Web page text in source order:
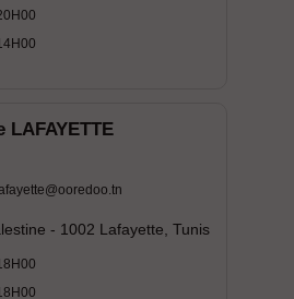
LAFAYETTE
- 1002 Lafayette, Tunis